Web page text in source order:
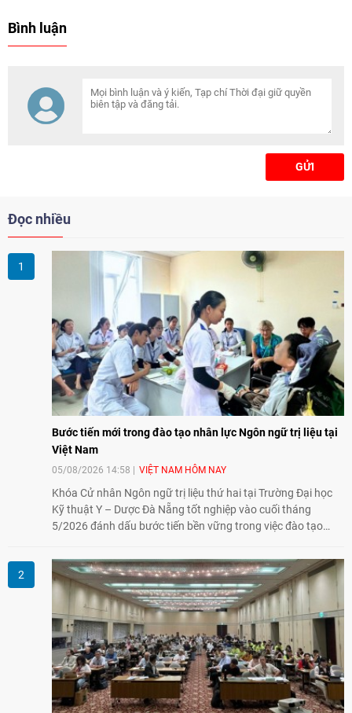
Bình luận
GỬI
Đọc nhiều
Bước tiến mới trong đào tạo nhân lực Ngôn ngữ trị liệu tại
Việt Nam
05/08/2026 14:58 VIỆT NAM HÔM NAY
Khóa Cử nhân Ngôn ngữ trị liệu thứ hai tại Trường Đại học
Kỹ thuật Y – Dược Đà Nẵng tốt nghiệp vào cuối tháng
5/2026 đánh dấu bước tiến bền vững trong việc đào tạo
tại Việt Nam.